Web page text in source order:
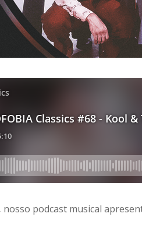
nosso podcast musical